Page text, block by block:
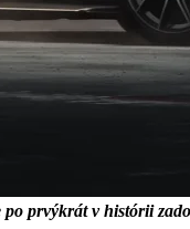
prvýkrát v histórii